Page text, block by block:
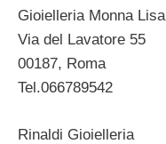
Gioielleria Monna Lisa
Via del Lavatore 55
00187, Roma
Tel.066789542
Rinaldi Gioielleria